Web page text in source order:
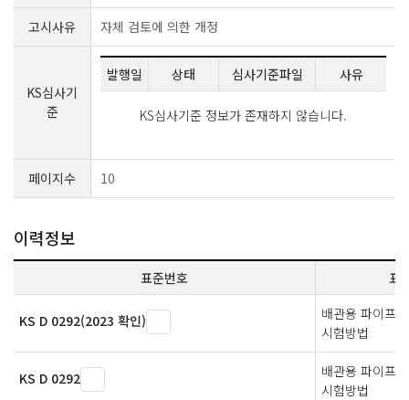
고시사유 자체 검토에 의한 개정
KS심사기
준
발행일 상태 심사기준파일 사유
KS심사기준 정보가 존재하지 않습니다.
페이지수 10
이력정보
표준번호 표
KS D 0292(2023 확인)
배관용 파이프
시험방법
KS D 0292
배관용 파이프
시험방법